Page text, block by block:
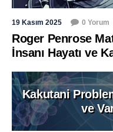
19 Kasım 2025 0 Yorum
Roger Penrose
İnsanı Hayatı ve
Kakutani
ve